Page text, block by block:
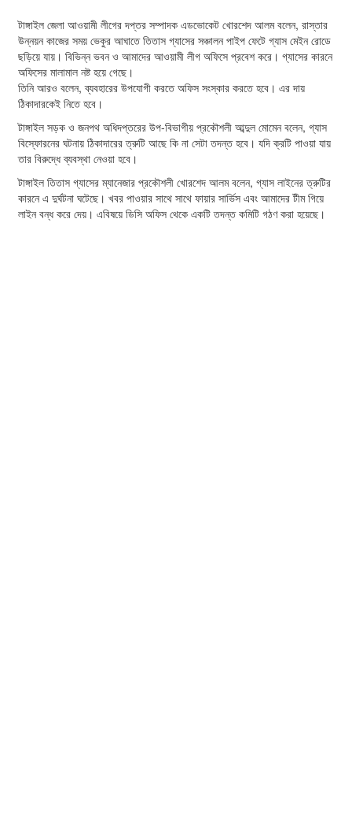
টাঙ্গাইল জেলা আওয়ামী লীগের দপ্তর সম্পাদক এডভোকেট খোরশেদ আলম বলেন, রাস্তার
উন্নয়ন কাজের সময় ভেকুর আঘাতে তিতাস গ্যাসের সঞ্চালন পাইপ ফেটে গ্যাস মেইন রোডে
ছড়িয়ে যায়। বিভিন্ন ভবন ও আমাদের আওয়ামী লীগ অফিসে প্রবেশ করে। গ্যাসের কারনে
অফিসের মালামাল নষ্ট হয়ে গেছে।
তিনি আরও বলেন, ব্যবহারের উপযোগী করতে অফিস সংস্কার করতে হবে। এর দায়
ঠিকাদারকেই নিতে হবে।
টাঙ্গাইল সড়ক ও জনপথ অধিদপ্তরের উপ-বিভাগীয় প্রকৌশলী আব্দুল মোমেন বলেন, গ্যাস
বিস্ফোরনের ঘটনায় ঠিকাদারের ত্রুটি আছে কি না সেটা তদন্ত হবে। যদি ক্রটি পাওয়া যায়
তার বিরুদ্ধে ব্যবস্থা নেওয়া হবে।
টাঙ্গাইল তিতাস গ্যাসের ম্যানেজার প্রকৌশলী খোরশেদ আলম বলেন, গ্যাস লাইনের ত্রুটির
কারনে এ দুর্ঘটনা ঘটেছে। খবর পাওয়ার সাথে সাথে ফায়ার সার্ভিস এবং আমাদের টীম গিয়ে
লাইন বন্ধ করে দেয়। এবিষয়ে ডিসি অফিস থেকে একটি তদন্ত কমিটি গঠণ করা হয়েছে।